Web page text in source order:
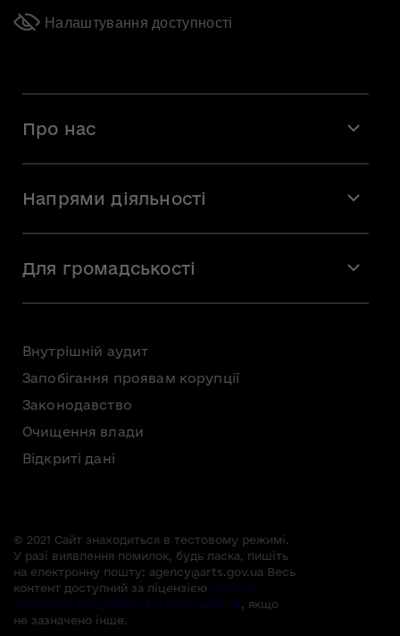
Налаштування доступності
Про нас
Команда
Вакансії
Напрями діяльності
Мистецька освіта
Для громадськості
Внутрішній аудит
Запобігання проявам корупції
Законодавство
Очищення влади
Відкриті дані
© 2021 Сайт знаходиться в тестовому режимі.
У разі виявлення помилок, будь ласка, пишіть
на електронну пошту: agency@arts.gov.ua Весь
контент доступний за ліцензією Creative
Commons Attribution 4.0 International , якщо
не зазначено інше.